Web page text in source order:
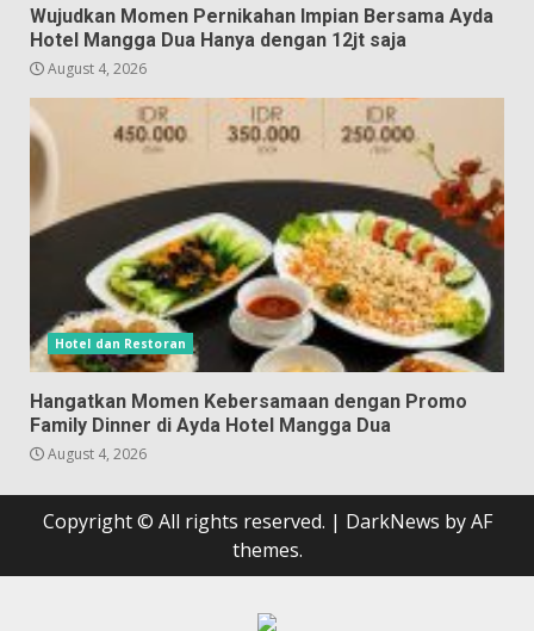
Wujudkan Momen Pernikahan Impian Bersama Ayda
Hotel Mangga Dua Hanya dengan 12jt saja
August 4, 2026
Hotel dan Restoran
Hangatkan Momen Kebersamaan dengan Promo
Family Dinner di Ayda Hotel Mangga Dua
August 4, 2026
Copyright © All rights reserved. | DarkNews by AF
themes.